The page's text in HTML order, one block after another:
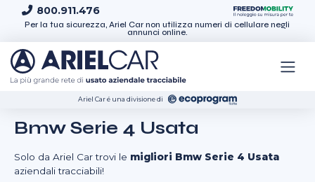
Skip to content
800.911.476
Per la tua sicurezza, Ariel Car non utilizza numeri di cellulare negli
annunci online.
Ariel Car é una divisione di
Bmw Serie 4 Usata
Solo da Ariel Car trovi le migliori Bmw Serie 4 Usata
aziendali tracciabili!